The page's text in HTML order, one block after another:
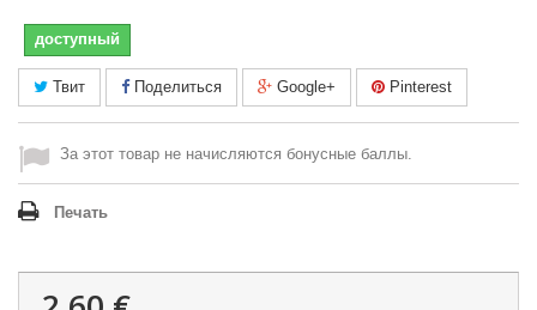
доступный
Твит Поделиться Google+ Pinterest
За этот товар не начисляются бонусные баллы.
Печать